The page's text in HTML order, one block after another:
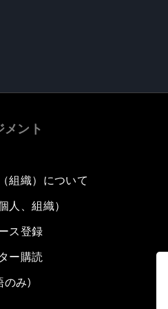
メント
組織）について
人、組織）
ス登録
ー購読
のみ)